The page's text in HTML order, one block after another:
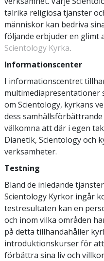
talrika religiösa tjänster
människor kan bedriva
följande erbjuder en glimt
Scientology Kyrka.
Informationscenter
I informationscentret
multimediapresentationer
om Scientology, kyrkans
dess
välkomna att där i egen
Dianetik, Scientology och
verksamheter.
Testning
Bland de inledande
Scientology Kyrkor ingår
testresultaten kan en
och inom vilka områden
på detta tillhandahåller
introduktionskurser för
förbättra sina liv och